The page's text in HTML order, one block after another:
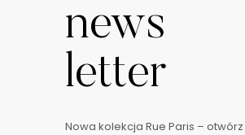
news
letter
Nowa kolekcja Rue Paris – otwórz